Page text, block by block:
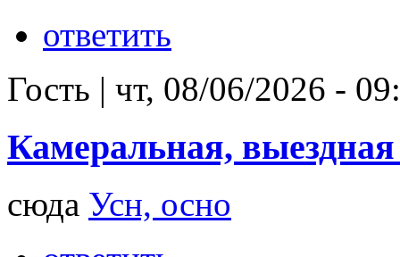
ответить
Гость | чт, 08/06/2026 -
Камеральная,
сюда Усн, осно